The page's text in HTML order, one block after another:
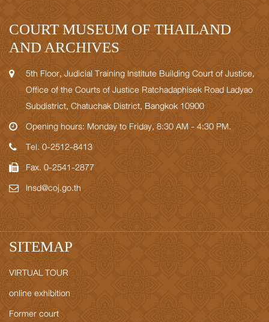
COURT MUSEUM OF THAILAND
AND ARCHIVES
5th Floor, Judicial Training Institute Building Court of Justice,
Office of the Courts of Justice Ratchadaphisek Road Ladyao
Subdistrict, Chatuchak District, Bangkok 10900
Opening hours: Monday to Friday, 8:30 AM - 4:30 PM.
Tel. 0-2512-8413
Fax. 0-2541-2877
Insd@coj.go.th
SITEMAP
VIRTUAL TOUR
online exhibition
Former court